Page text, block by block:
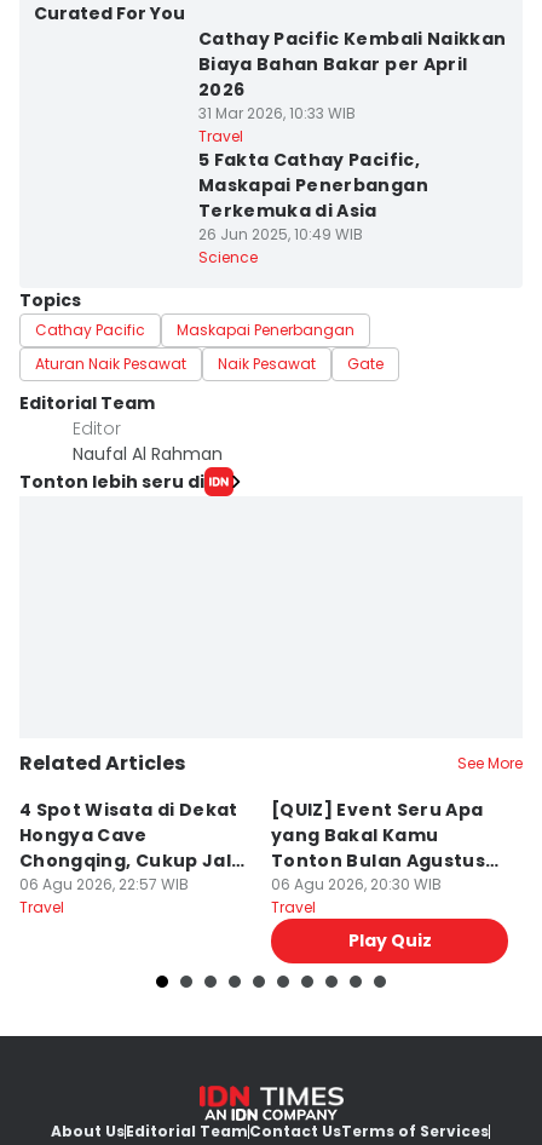
Curated For You
Cathay Pacific Kembali Naikkan
Biaya Bahan Bakar per April
2026
31 Mar 2026, 10:33 WIB
Travel
5 Fakta Cathay Pacific,
Maskapai Penerbangan
Terkemuka di Asia
26 Jun 2025, 10:49 WIB
Science
Topics
Cathay Pacific
Maskapai Penerbangan
Aturan Naik Pesawat
Naik Pesawat Gate
Editorial Team
Editor
Naufal Al Rahman
Tonton lebih seru di
Related Articles See More
4 Spot Wisata di Dekat
Hongya Cave
Chongqing, Cukup Jalan
Kaki!
06 Agu 2026, 22:57 WIB
Travel
[QUIZ] Event Seru Apa
yang Bakal Kamu
Tonton Bulan Agustus
2026 Ini?
06 Agu 2026, 20:30 WIB
Travel
Play Quiz
About UsEditorial TeamContact UsTerms of Services